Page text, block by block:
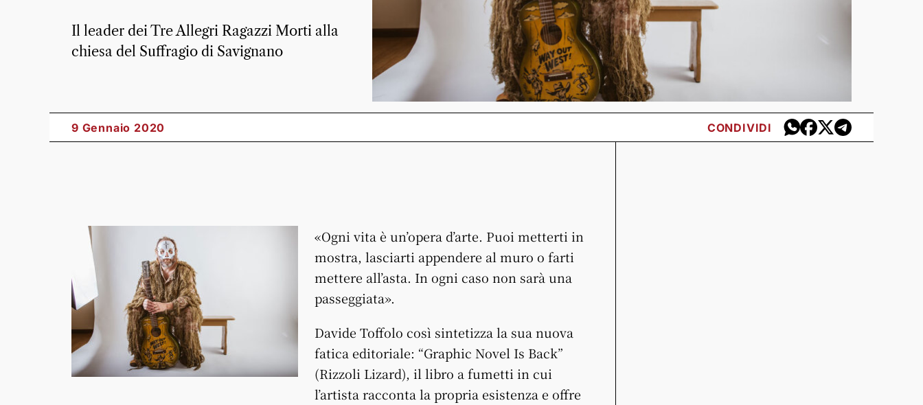
Il leader dei Tre Allegri Ragazzi Morti alla
chiesa del Suffragio di Savignano
9 Gennaio 2020 CONDIVIDI
«Ogni vita è un’opera d’arte. Puoi metterti in
mostra, lasciarti appendere al muro o farti
mettere all’asta. In ogni caso non sarà una
passeggiata».
Davide Toffolo così sintetizza la sua nuova
fatica editoriale: “Graphic Novel Is Back”
(Rizzoli Lizard), il libro a fumetti in cui
l’artista racconta la propria esistenza e offre